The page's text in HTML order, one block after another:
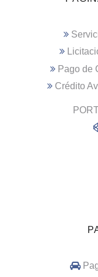
Pago de
Crédito